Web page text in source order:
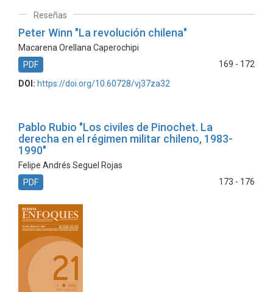
Reseñas
Peter Winn "La revolución chilena"
Macarena Orellana Caperochipi
169 - 172
PDF
DOI: https://doi.org/10.60728/vj37za32
Pablo Rubio "Los civiles de Pinochet. La
derecha en el régimen militar chileno, 1983-
1990"
Felipe Andrés Seguel Rojas
173 - 176
PDF